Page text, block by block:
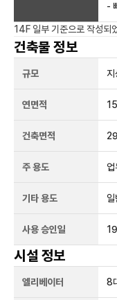
-
14F 일부 기준으로 작성되
건축물 정보
규모 지
연면적
건축면적
주 용도 업
기타 용도
사용 승인일
시설 정보
엘리베이터 8